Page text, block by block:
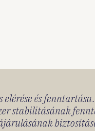
és
stabilitásának